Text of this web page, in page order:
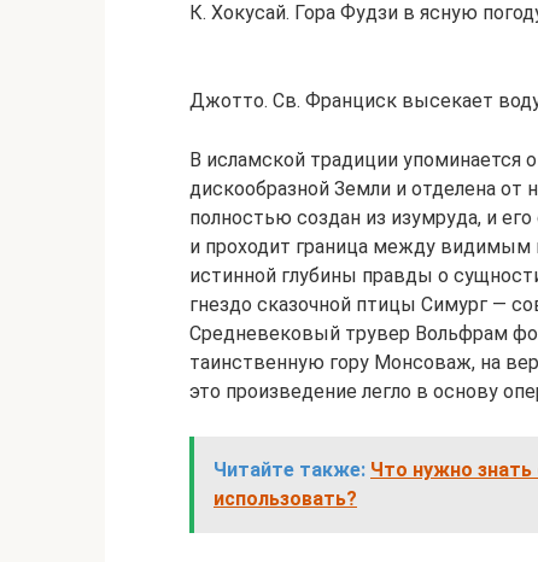
К. Хокусай. Гора Фудзи в ясную
Джотто. Св. Франциск высекает
В исламской традиции упоминается
дискообразной Земли и отделена
полностью создан из изумруда, и
и проходит граница между
истинной глубины правды о
гнездо сказочной птицы Симург —
Средневековый трувер Вольфрам
таинственную гору Монсоваж, на
это произведение легло в основу
Читайте также: Что нужно знать
использовать?